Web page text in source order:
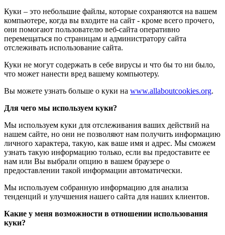
Куки – это небольшие файлы, которые сохраняются на вашем
компьютере, когда вы входите на сайт - кроме всего прочего,
они помогают пользователю веб-сайта оперативно
перемещаться по страницам и администратору сайта
отслеживать использование сайта.
Куки не могут содержать в себе вирусы и что бы то ни было,
что может нанести вред вашему компьютеру.
Вы можете узнать больше о куки на www.allaboutcookies.org.
Для чего мы используем куки?
Мы используем куки для отслеживания ваших действий на
нашем сайте, но они не позволяют нам получить информацию
личного характера, такую, как ваше имя и адрес. Мы сможем
узнать такую информацию только, если вы предоставите ее
нам или Вы выбрали опцию в вашем браузере о
предоставлении такой информации автоматически.
Мы используем собранную информацию для анализа
тенденций и улучшения нашего сайта для наших клиентов.
Какие у меня возможности в отношении использования
куки?